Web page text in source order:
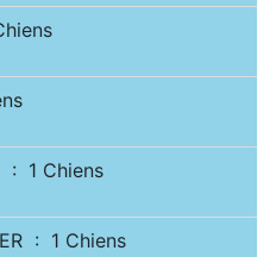
: 1 Chiens
: 1 Chiens